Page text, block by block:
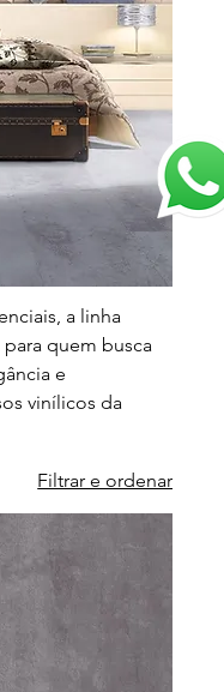
a linha
quem busca
e
vinílicos da
Filtrar e ordenar